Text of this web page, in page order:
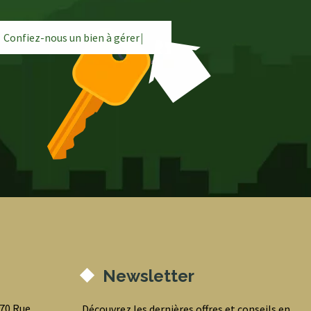
Confiez-nous un bien à gérer|
Newsletter